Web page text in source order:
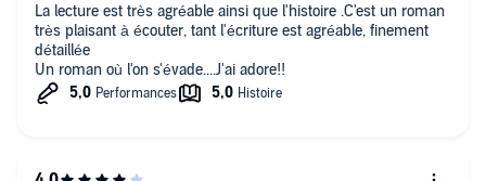
La lecture est très agréable ainsi que l'histoire .C'est un roman
très plaisant à écouter, tant l'écriture est agréable, finement
détaillée
Un roman où l'on s'évade....J'ai adore!!